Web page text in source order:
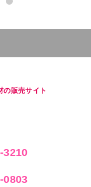
の販売サイト
3210
0803